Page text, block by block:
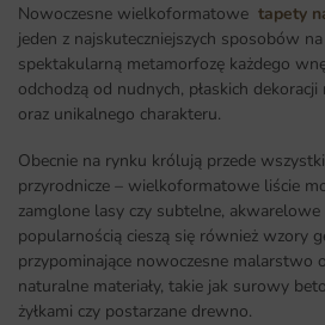
Nowoczesne wielkoformatowe tapety
jeden z najskuteczniejszych sposobów
spektakularną metamorfozę każdego
odchodzą od nudnych, płaskich dekoracji
oraz unikalnego charakteru.
Obecnie na rynku królują przede
przyrodnicze – wielkoformatowe liście
zamglone lasy czy subtelne,
popularnością cieszą się również wzory
przypominające nowoczesne malarstwo
naturalne materiały, takie jak surowy
żyłkami czy postarzane drewno.